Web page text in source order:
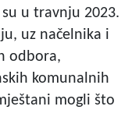
u travnju 2023.
uz načelnika i
odbora,
komunalnih
mogli što